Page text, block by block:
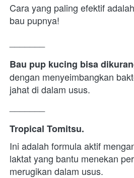
Cara yang paling efektif
bau pupnya!
Bau pup kucing bisa
dengan menyeimbangkan
jahat di dalam usus.
Tropical Tomitsu.
Ini adalah formula aktif
laktat yang bantu menekan
merugikan dalam usus.